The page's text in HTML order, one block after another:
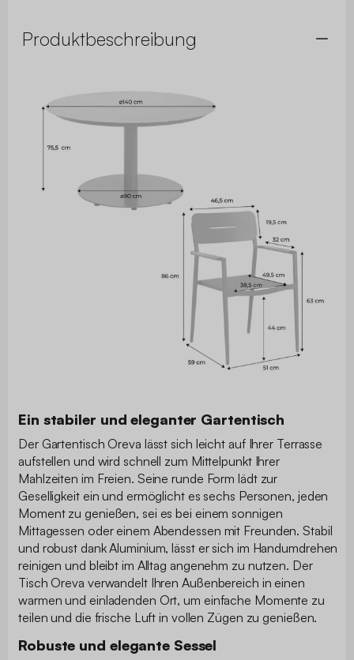
Produktbeschreibung
Ein stabiler und eleganter Gartentisch
Der Gartentisch Oreva lässt sich leicht auf Ihrer Terrasse
aufstellen und wird schnell zum Mittelpunkt Ihrer
Mahlzeiten im Freien. Seine runde Form lädt zur
Geselligkeit ein und ermöglicht es sechs Personen, jeden
Moment zu genießen, sei es bei einem sonnigen
Mittagessen oder einem Abendessen mit Freunden. Stabil
und robust dank Aluminium, lässt er sich im Handumdrehen
reinigen und bleibt im Alltag angenehm zu nutzen. Der
Tisch Oreva verwandelt Ihren Außenbereich in einen
warmen und einladenden Ort, um einfache Momente zu
teilen und die frische Luft in vollen Zügen zu genießen.
Robuste und elegante Sessel